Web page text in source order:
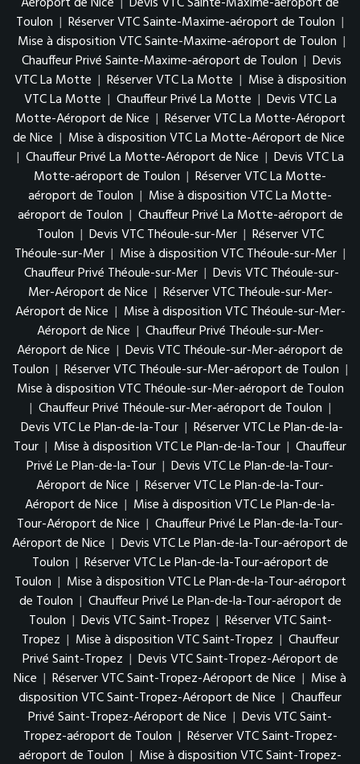
Toulon | Réserver VTC Sainte-Maxime-aéroport de Toulon |
Mise à disposition VTC Sainte-Maxime-aéroport de Toulon |
Chauffeur Privé Sainte-Maxime-aéroport de Toulon | Devis
VTC La Motte | Réserver VTC La Motte | Mise à disposition
VTC La Motte | Chauffeur Privé La Motte | Devis VTC La
Motte-Aéroport de Nice | Réserver VTC La Motte-Aéroport
de Nice | Mise à disposition VTC La Motte-Aéroport de Nice
| Chauffeur Privé La Motte-Aéroport de Nice | Devis VTC La
Motte-aéroport de Toulon | Réserver VTC La Motte-
aéroport de Toulon | Mise à disposition VTC La Motte-
aéroport de Toulon | Chauffeur Privé La Motte-aéroport de
Toulon | Devis VTC Théoule-sur-Mer | Réserver VTC
Théoule-sur-Mer | Mise à disposition VTC Théoule-sur-Mer |
Chauffeur Privé Théoule-sur-Mer | Devis VTC Théoule-sur-
Mer-Aéroport de Nice | Réserver VTC Théoule-sur-Mer-
Aéroport de Nice | Mise à disposition VTC Théoule-sur-Mer-
Aéroport de Nice | Chauffeur Privé Théoule-sur-Mer-
Aéroport de Nice | Devis VTC Théoule-sur-Mer-aéroport de
Toulon | Réserver VTC Théoule-sur-Mer-aéroport de Toulon |
Mise à disposition VTC Théoule-sur-Mer-aéroport de Toulon
| Chauffeur Privé Théoule-sur-Mer-aéroport de Toulon |
Devis VTC Le Plan-de-la-Tour | Réserver VTC Le Plan-de-la-
Tour | Mise à disposition VTC Le Plan-de-la-Tour | Chauffeur
Privé Le Plan-de-la-Tour | Devis VTC Le Plan-de-la-Tour-
Aéroport de Nice | Réserver VTC Le Plan-de-la-Tour-
Aéroport de Nice | Mise à disposition VTC Le Plan-de-la-
Tour-Aéroport de Nice | Chauffeur Privé Le Plan-de-la-Tour-
Aéroport de Nice | Devis VTC Le Plan-de-la-Tour-aéroport de
Toulon | Réserver VTC Le Plan-de-la-Tour-aéroport de
Toulon | Mise à disposition VTC Le Plan-de-la-Tour-aéroport
de Toulon | Chauffeur Privé Le Plan-de-la-Tour-aéroport de
Toulon | Devis VTC Saint-Tropez | Réserver VTC Saint-
Tropez | Mise à disposition VTC Saint-Tropez | Chauffeur
Privé Saint-Tropez | Devis VTC Saint-Tropez-Aéroport de
Nice | Réserver VTC Saint-Tropez-Aéroport de Nice | Mise à
disposition VTC Saint-Tropez-Aéroport de Nice | Chauffeur
Privé Saint-Tropez-Aéroport de Nice | Devis VTC Saint-
Tropez-aéroport de Toulon | Réserver VTC Saint-Tropez-
aéroport de Toulon | Mise à disposition VTC Saint-Tropez-